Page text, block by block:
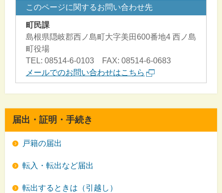
このページに関するお問い合わせ先
町民課
島根県隠岐郡西ノ島町大字美田600番地4 西ノ島
町役場
TEL: 08514-6-0103 FAX: 08514-6-0683
メールでのお問い合わせはこちら
届出・証明・手続き
戸籍の届出
転入・転出など届出
転出するときは（引越し）